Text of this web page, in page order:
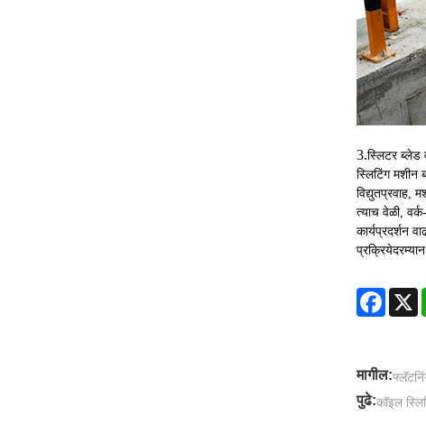
3.स्लिटर ब्लेड
स्लिटिंग मशीन
विद्युतप्रवाह,
त्याच वेळी,
कार्यप्रदर्शन
X
मागील:
पुढे:कॉइल